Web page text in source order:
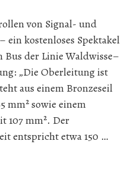
von Signal- und
ein kostenloses Spektakel
Bus der Linie Waldwisse–
„Die Oberleitung ist
aus einem Bronzeseil
mm² sowie einem
107 mm². Der
entspricht etwa 150 …